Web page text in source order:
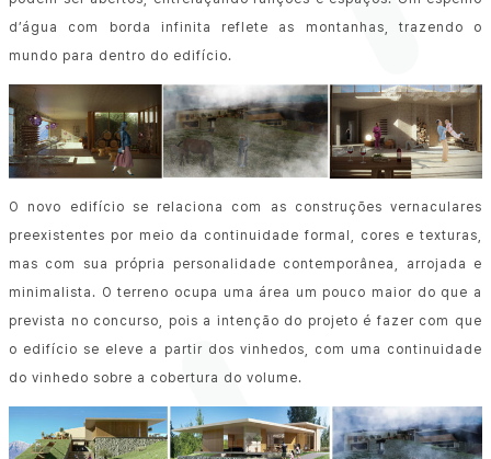
d’água com borda infinita reflete as montanhas, trazendo o
mundo para dentro do edifício.
O novo edifício se relaciona com as construções vernaculares
preexistentes por meio da continuidade formal, cores e texturas,
mas com sua própria personalidade contemporânea, arrojada e
minimalista. O terreno ocupa uma área um pouco maior do que a
prevista no concurso, pois a intenção do projeto é fazer com que
o edifício se eleve a partir dos vinhedos, com uma continuidade
do vinhedo sobre a cobertura do volume.